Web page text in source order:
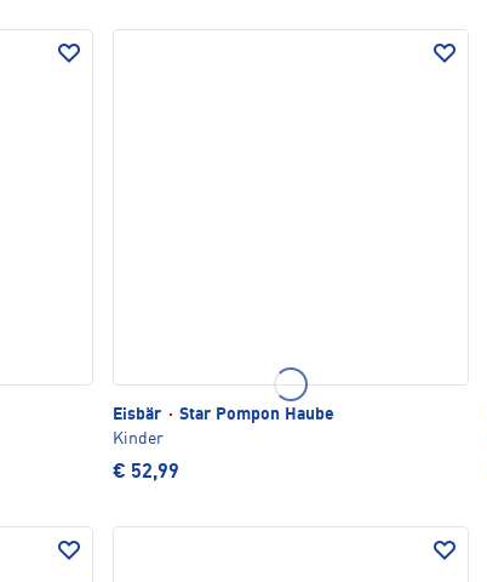
Eisbär · Star Pompon Haube
Kinder
€ 52,99